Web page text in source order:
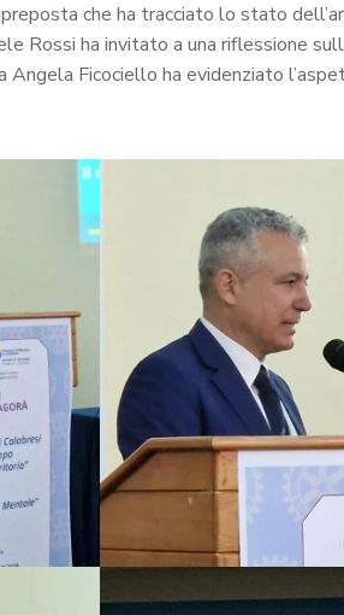
che ha tracciato lo stato
Rossi ha invitato a una riflessione
Angela Ficociello ha evidenziato